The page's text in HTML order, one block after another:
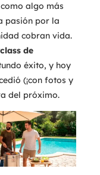
algo más
pasión por la
cobran vida.
de
éxito, y hoy
(¡con fotos y
del próximo.